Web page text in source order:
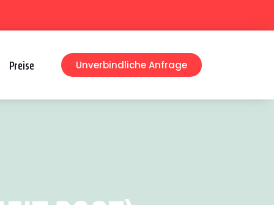
Preise Unverbindliche Anfrage